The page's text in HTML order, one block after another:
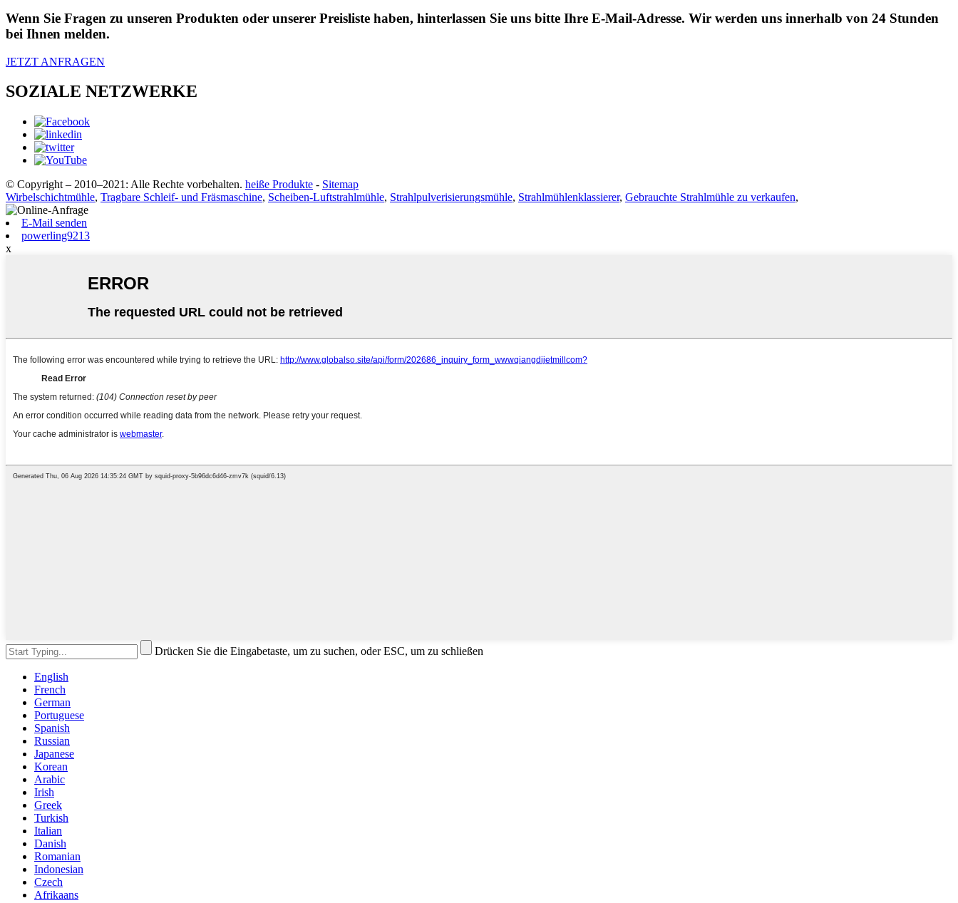
Wenn Sie Fragen zu unseren Produkten oder unserer Preisliste haben, hinterlassen Sie uns bitte Ihre E-Mail-Adresse. Wir werden uns innerhalb von 24 Stunden
bei Ihnen melden.
JETZT ANFRAGEN
SOZIALE NETZWERKE
© Copyright – 2010–2021: Alle Rechte vorbehalten. heiße Produkte - Sitemap
Wirbelschichtmühle, Tragbare Schleif- und Fräsmaschine, Scheiben-Luftstrahlmühle, Strahlpulverisierungsmühle, Strahlmühlenklassierer, Gebrauchte Strahlmühle zu verkaufen,
E-Mail senden
powerling9213
x
Drücken Sie die Eingabetaste, um zu suchen, oder ESC, um zu schließen
English
French
German
Portuguese
Spanish
Russian
Japanese
Korean
Arabic
Irish
Greek
Turkish
Italian
Danish
Romanian
Indonesian
Czech
Afrikaans